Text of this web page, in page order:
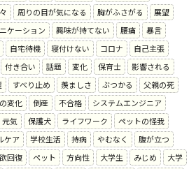
周りの目が気になる 胸がふさがる
展望
ケーション 興味が持てない 腰痛
暴言
自宅待機 寝付けない コロナ
自己主張
付き合い 話題 変化 保育士
影響される
すべり止め 羨ましさ ぶつかる
父親の死
変化 倒産 不合格
システムエンジニア
元気 保護犬 ライフワーク
ペットの怪我
ケア 学校生活 持病 やむなく
腹が立つ
回復 ペット 方向性 大学生 みじめ
大学